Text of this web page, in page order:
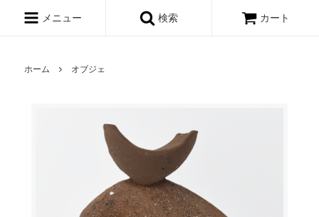
メニュー 検索 カート
ホーム オブジェ